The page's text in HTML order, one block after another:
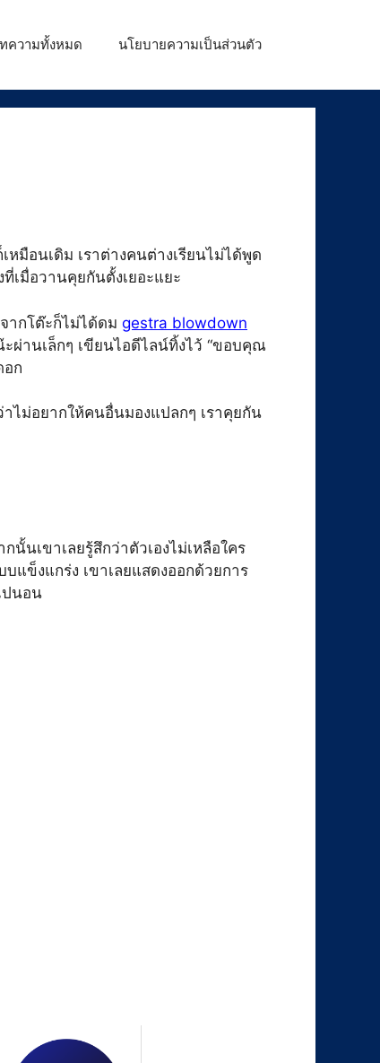
ความทั้งหมด นโยบายความเป็นส่วนตัว
หมือนเดิม เราต่างคนต่างเรียนไม่ได้พูด
เมื่อวานคุยกันตั้งเยอะแยะ
ากโต๊ะก็ไม่ได้ดม gestra blowdown
ะผ่านเล็กๆ เขียนไอดีไลน์ทิ้งไว้ “ขอบคุณ
อก
ไม่อยากให้คนอื่นมองแปลกๆ เราคุยกัน
นเขาเลยรู้สึกว่าตัวเองไม่เหลือใคร
แข็งแกร่ง เขาเลยแสดงออกด้วยการ
ปนอน